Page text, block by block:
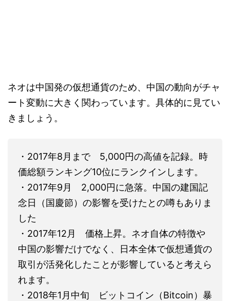
ネオは中国発の仮想通貨のため、中国の動向がチャ
ート変動に大きく関わっています。具体的に見てい
きましょう。
・2017年8月まで 5,000円の高値を記録。時
価総額ランキング10位にランクインします。
・2017年9月 2,000円に急落。中国の建国記
念日（国慶節）の影響を受けたとの噂もありま
した
・2017年12月 価格上昇。ネオ自体の特徴や
中国の影響だけでなく、日本全体で仮想通貨の
取引が活発化したことが影響していると考えら
れます。
・2018年1月中旬 ビットコイン（Bitcoin）暴